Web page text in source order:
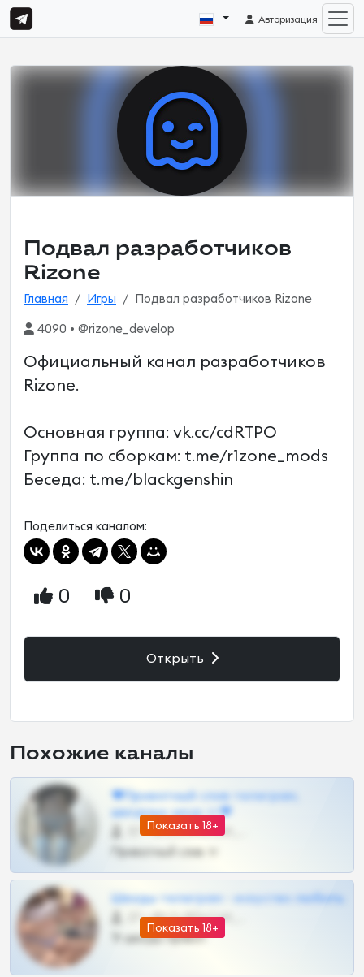
Авторизация
Подвал разработчиков
Rizone
Главная Игры Подвал разработчиков Rizone
4090 • @rizone_develop
Официальный канал разработчиков
Rizone.
Основная группа: vk.cc/cdRTPO
Группа по сборкам: t.me/r1zone_mods
Беседа: t.me/blackgenshin
Поделиться каналом:
0 0
Открыть
Похожие каналы
Показать 18+
❤Приватный слив телеграм,
шкодных шкур тг❤
57 •
Показать 18+
Шкоды телеграм - искуство любить
27 •
Тг шкоды приват